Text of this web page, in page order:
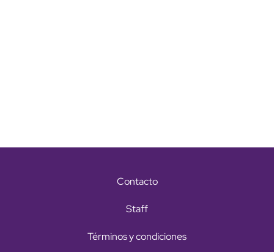
Contacto
Staff
Términos y condiciones